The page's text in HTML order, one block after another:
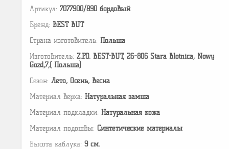
Артикул: 7077900/890 бордовый
Бренд: BEST BUT
Страна изготовитель: Польша
Изготовитель: Z.P.O. BEST-BUT, 26-806 Stara Blotnica, Nowy
Gozd,7,( Польша)
Сезон: Лето, Осень, Весна
Материал верха: Натуральная замша
Материал подкладки: Натуральная кожа
Материал подошвы: Cинтетические материалы
Высота каблука: 9 см.